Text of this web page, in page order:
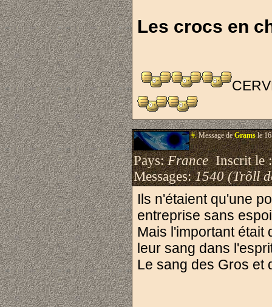
Les crocs en
#.Message deGramsle
Pays:FranceInscrit le
Messages:1540 (Trõll
Ils n'étaient qu'une
entreprise sans
Mais l'important était
leur sang dans
Le sang des Gros et